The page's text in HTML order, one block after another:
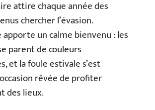
attire chaque année des
chercher l’évasion.
un calme bienvenu : les
parent de couleurs
et la foule estivale s’est
rêvée de profiter
des lieux.